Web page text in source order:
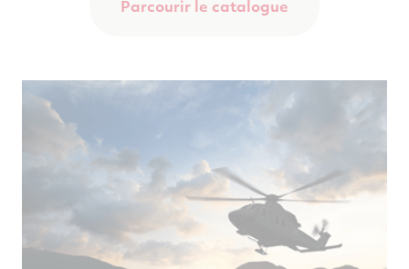
Parcourir le catalogue